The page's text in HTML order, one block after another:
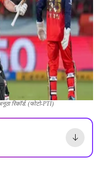
रिकॉर्ड. (फोटो-PTI)